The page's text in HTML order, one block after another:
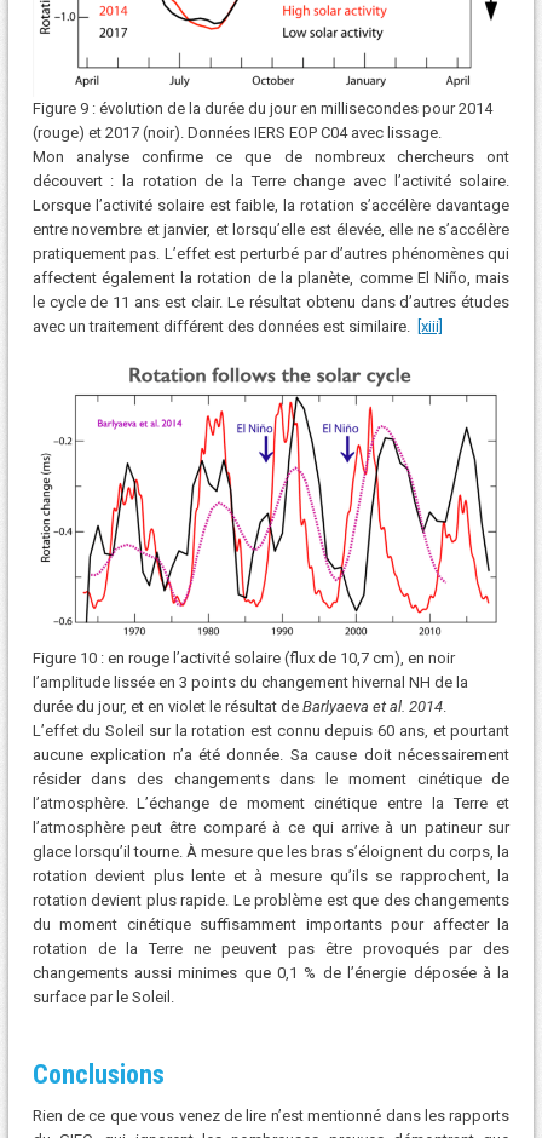
Figure 9 : évolution de la durée du jour en millisecondes pour 2014
(rouge) et 2017 (noir). Données IERS EOP C04 avec lissage.
Mon analyse confirme ce que de nombreux chercheurs ont
découvert : la rotation de la Terre change avec l’activité solaire.
Lorsque l’activité solaire est faible, la rotation s’accélère davantage
entre novembre et janvier, et lorsqu’elle est élevée, elle ne s’accélère
pratiquement pas. L’effet est perturbé par d’autres phénomènes qui
affectent également la rotation de la planète, comme El Niño, mais
le cycle de 11 ans est clair. Le résultat obtenu dans d’autres études
avec un traitement différent des données est similaire. [xiii]
Figure 10 : en rouge l’activité solaire (flux de 10,7 cm), en noir
l’amplitude lissée en 3 points du changement hivernal NH de la
durée du jour, et en violet le résultat de Barlyaeva et al. 2014.
L’effet du Soleil sur la rotation est connu depuis 60 ans, et pourtant
aucune explication n’a été donnée. Sa cause doit nécessairement
résider dans des changements dans le moment cinétique de
l’atmosphère. L’échange de moment cinétique entre la Terre et
l’atmosphère peut être comparé à ce qui arrive à un patineur sur
glace lorsqu’il tourne. À mesure que les bras s’éloignent du corps, la
rotation devient plus lente et à mesure qu’ils se rapprochent, la
rotation devient plus rapide. Le problème est que des changements
du moment cinétique suffisamment importants pour affecter la
rotation de la Terre ne peuvent pas être provoqués par des
changements aussi minimes que 0,1 % de l’énergie déposée à la
surface par le Soleil.
Conclusions
Rien de ce que vous venez de lire n’est mentionné dans les rapports